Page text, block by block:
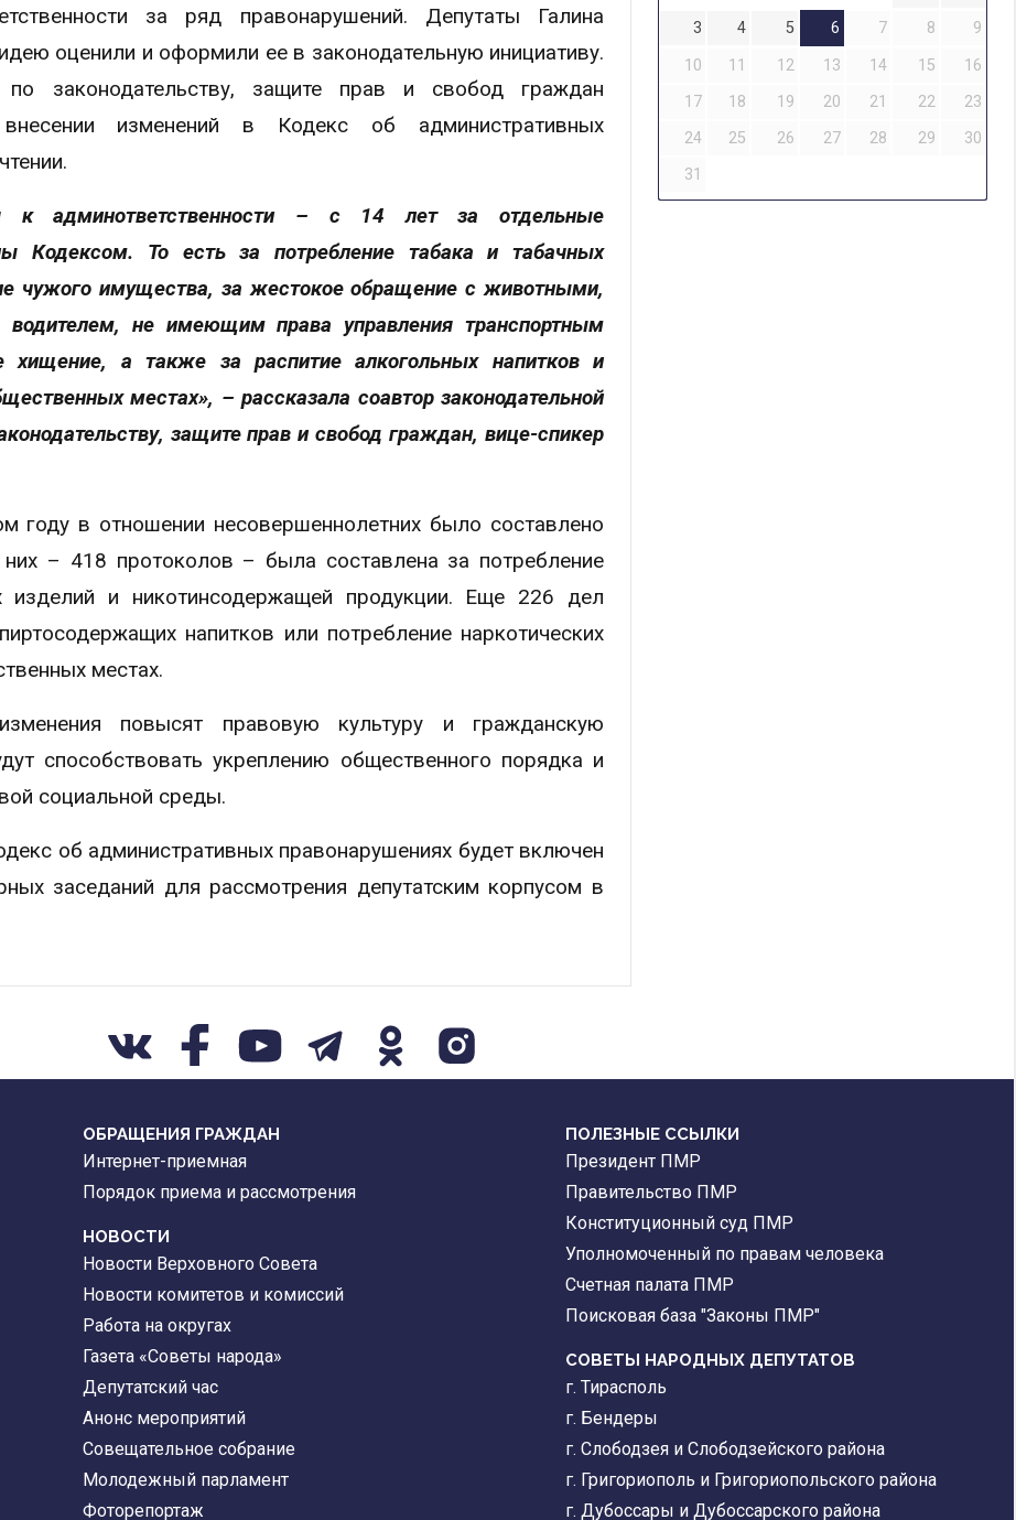
за ряд правонарушений. Депутаты Галина
оценили и оформили ее в законодательную инициативу.
законодательству, защите прав и свобод граждан
изменений в Кодекс об административных
к админответственности – с 14 лет за отдельные
Кодексом. То есть за потребление табака и табачных
чужого имущества, за жестокое обращение с животными,
водителем, не имеющим права управления транспортным
хищение, а также за распитие алкогольных напитков и
местах», – рассказала соавтор законодательной
защите прав и свобод граждан, вице-спикер
в отношении несовершеннолетних было составлено
– 418 протоколов – была составлена за потребление
изделий и никотинсодержащей продукции. Еще 226 дел
напитков или потребление наркотических
местах.
повысят правовую культуру и гражданскую
способствовать укреплению общественного порядка и
социальной среды.
об административных правонарушениях будет включен
заседаний для рассмотрения депутатским корпусом в
3
4 5 6 7 8
9
10
11 12 13 14 15
16
17
18 19 20 21 22
23
24
25 26 27 28 29
30
31
ОБРАЩЕНИЯ ГРАЖДАН
Интернет-приемная
Порядок приема и рассмотрения
НОВОСТИ
Новости Верховного Совета
Новости комитетов и комиссий
Работа на округах
Газета «Советы народа»
Депутатский час
Анонс мероприятий
Совещательное собрание
Молодежный парламент
Фоторепортаж
ПОЛЕЗНЫЕ ССЫЛКИ
Президент ПМР
Правительство ПМР
Конституционный суд ПМР
Уполномоченный по правам человека
Счетная палата ПМР
Поисковая база "Законы ПМР"
СОВЕТЫ НАРОДНЫХ ДЕПУТАТОВ
г. Тирасполь
г. Бендеры
г. Слободзея и Слободзейского района
г. Григориополь и Григориопольского района
г. Дубоссары и Дубоссарского района